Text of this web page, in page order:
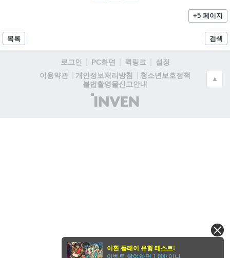
+5 페이지
목록 검색
로그인 PC화면 퀵링크
설정
이용약관
개인정보처리방침
청소년보호정책
불법촬영물신고안내
(주)
인
▲
이환 플레이 유형 테스트!
이벤트 참여하면 1,000 이니